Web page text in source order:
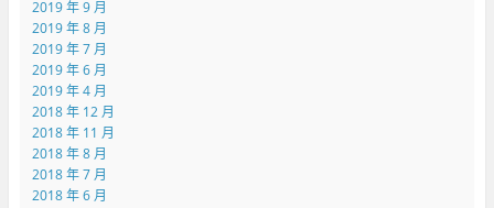
2019 年 9 月
2019 年 8 月
2019 年 7 月
2019 年 6 月
2019 年 4 月
2018 年 12 月
2018 年 11 月
2018 年 8 月
2018 年 7 月
2018 年 6 月